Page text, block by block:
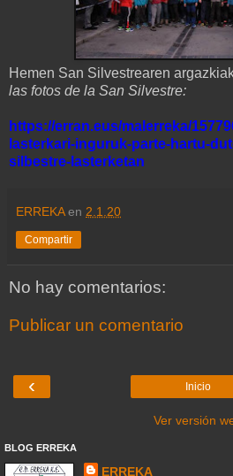
Hemen San Silvestrearen
las fotos de la San Silvestre:
https://erran.eus/malerreka/
lasterkari-inguruk-parte-hartu-
silbestre-lasterketan
ERREKA en 2.1.20
Compartir
No hay comentarios:
Publicar un comentario
‹ Inicio
Ver versión
BLOG ERREKA
ERREKA